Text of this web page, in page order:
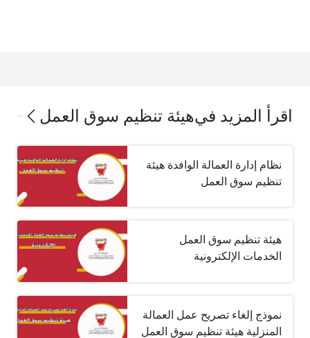
اقرأ المزيد فيهيئة تنظيم سوق العمل
نظام إدارة العمالة الوافدة هيئة
تنظيم سوق العمل
هيئة تنظيم سوق العمل
الخدمات الإلكترونية
نموذج إلغاء تصريح عمل العمالة
المنزلية هيئة تنظيم سوق العمل